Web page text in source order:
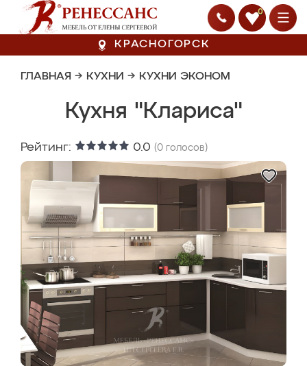
0
КРАСНОГОРСК
ГЛАВНАЯ → КУХНИ → КУХНИ ЭКОНОМ
Кухня "Клариса"
Рейтинг: 0.0 (0 голосов)